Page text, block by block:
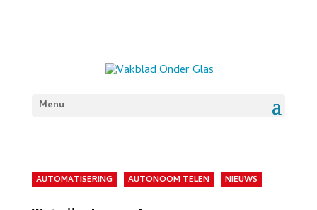
Menu
AUTOMATISERING AUTONOOM TELEN NIEUWS